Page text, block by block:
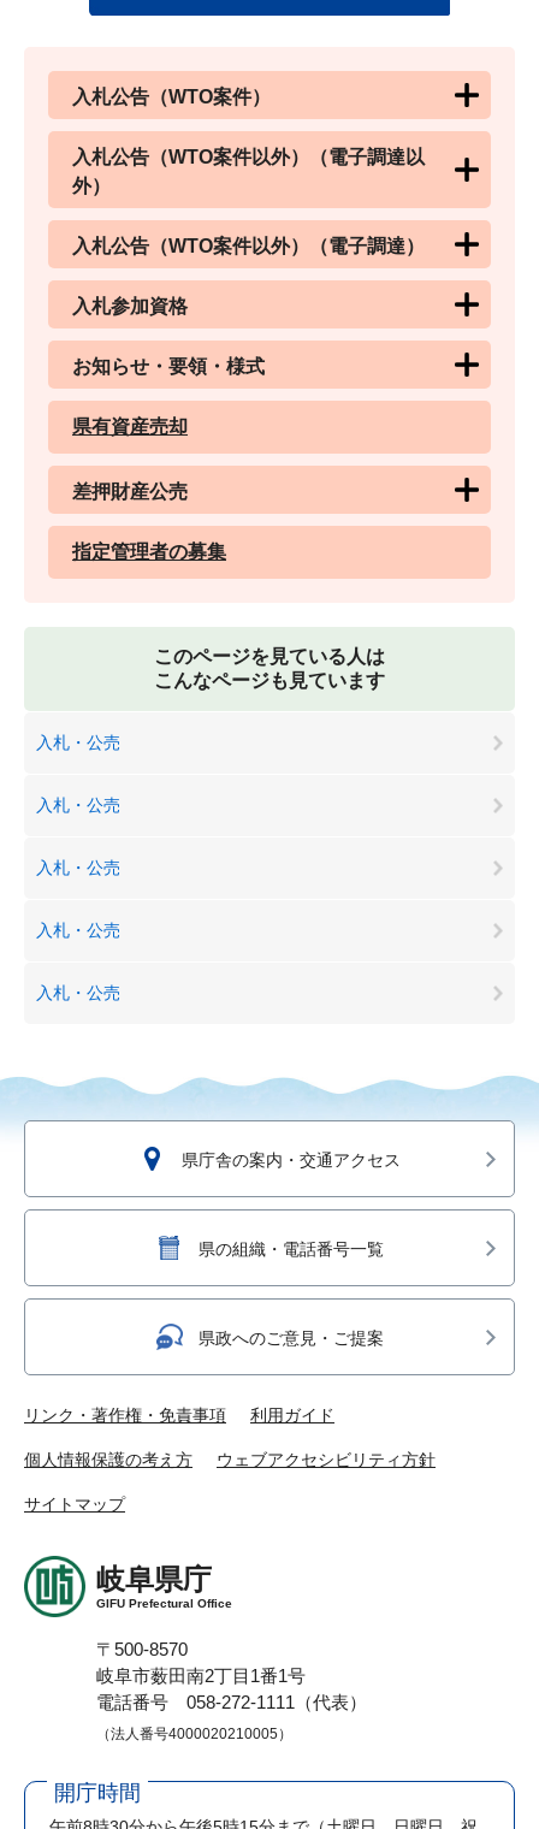
入札公告（WTO案件）
入札公告（WTO案件以外）（電子調達以
外）
入札公告（WTO案件以外）（電子調達）
入札参加資格
お知らせ・要領・様式
県有資産売却
差押財産公売
指定管理者の募集
このページを見ている人は
こんなページも見ています
入札・公売
入札・公売
入札・公売
入札・公売
入札・公売
県庁舎の案内・交通アクセス
県の組織・電話番号一覧
県政へのご意見・ご提案
リンク・著作権・免責事項 利用ガイド
個人情報保護の考え方 ウェブアクセシビリティ方針
サイトマップ
岐阜県庁
GIFU Prefectural Office
〒500-8570
岐阜市薮田南2丁目1番1号
電話番号 058-272-1111（代表）
（法人番号4000020210005）
開庁時間